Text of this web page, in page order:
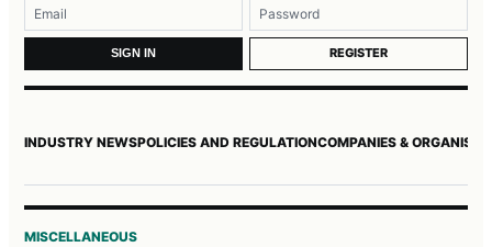
SIGN IN REGISTER
INDUSTRY NEWSPOLICIES AND REGULATIONCOMPANIES &
MISCELLANEOUS